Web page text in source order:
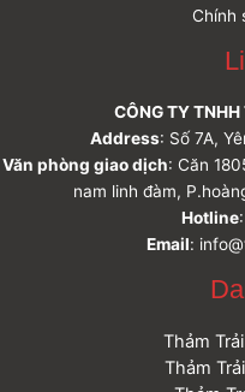
Chính
CÔNG TY
Address: Số 7A,
Văn phòng giao dịch: Căn
nam linh đàm,
Hotline
Email:
Thảm
Thảm